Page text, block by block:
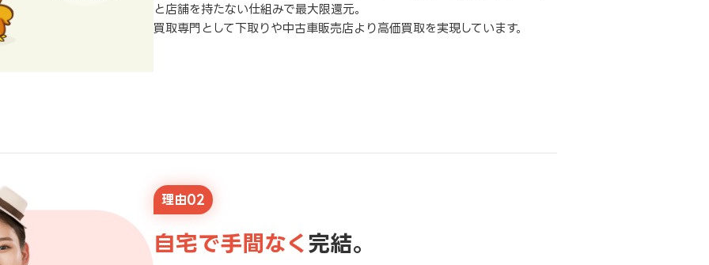
と店舗を持たない仕組みで最大限還元。
買取専門として下取りや中古車販売店より高価買取を実現しています。
理由02
自宅で手間なく 完結。